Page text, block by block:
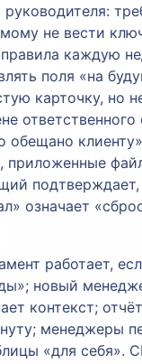
не вести
каждую
поля «на
карточку, но
ответственного
обещано
приложенные
подтверждает,
означает
работает,
новый
контекст;
менеджеры
«для себя».